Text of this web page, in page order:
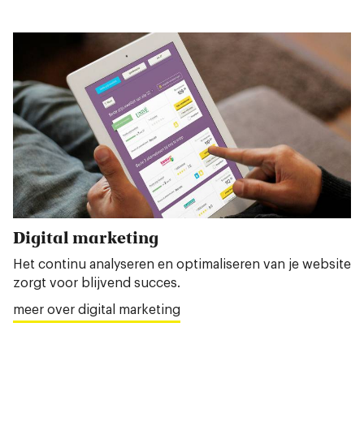
Digital marketing
Het continu analyseren en optimaliseren van je website
zorgt voor blijvend succes.
meer over digital marketing